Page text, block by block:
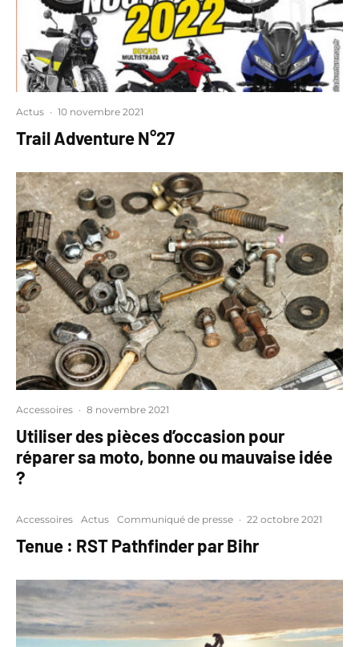
Actus · 10 novembre 2021
Trail Adventure N°27
Accessoires · 8 novembre 2021
Utiliser des pièces d’occasion pour
réparer sa moto, bonne ou mauvaise idée
?
Accessoires Actus Communiqué de presse · 22 octobre 2021
Tenue : RST Pathfinder par Bihr